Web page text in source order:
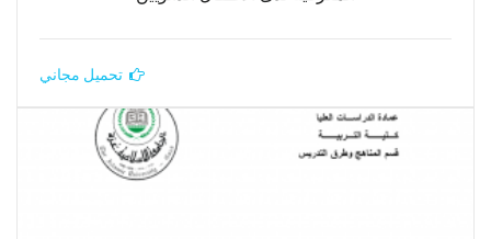
تحميل مجاني